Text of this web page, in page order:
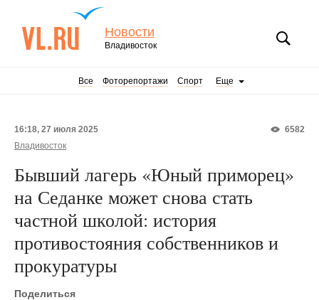
Новости
Владивосток
Все Фоторепортажи Спорт Еще
6582
16:18, 27 июля 2025
Владивосток
Бывший лагерь «Юный приморец»
на Седанке может снова стать
частной школой: история
противостояния собственников и
прокуратуры
Поделиться